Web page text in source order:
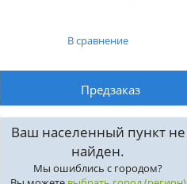
В сравнение
Ваш населенный пункт не
найден.
Мы ошиблись с городом?